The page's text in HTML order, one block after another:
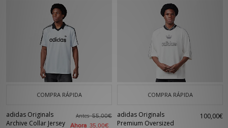
COMPRA RÁPIDA
adidas Originals
Archive Collar Jersey
Antes55,00€
Ahora 35,00€
COMPRA RÁPIDA
adidas Originals
Premium Oversized
100,00€